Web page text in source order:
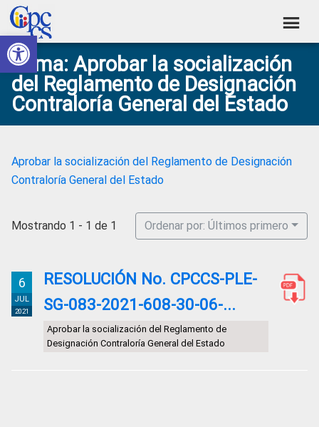
Abrir barra de herramientas
Skip
to
primary
navigation
Skip
to
main
content
Skip
to
primary
sidebar
Skip
to
footer
Consejo
de
Participación
Ciudadana
Control
Social
Construyendo
Poder
Ciudadano
Tema: Aprobar la socialización
del Reglamento de Designación
Contraloría General del Estado
Aprobar la socialización del Reglamento de Designación
Contraloría General del Estado
Mostrando 1 - 1 de 1 Ordenar por: Últimos primero
6
JUL
2021
RESOLUCIÓN No. CPCCS-PLE-
SG-083-2021-608-30-06-...
Aprobar la socialización del Reglamento de
Designación Contraloría General del Estado